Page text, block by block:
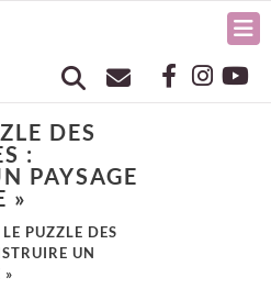
DES
:
PAYSAGE
»
PUZZLE DES
UN
»